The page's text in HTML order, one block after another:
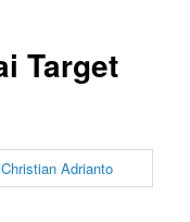
Target